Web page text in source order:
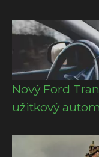
Nový Ford
užitkový